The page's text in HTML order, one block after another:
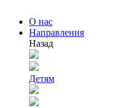
О нас
Направления
Назад
Детям